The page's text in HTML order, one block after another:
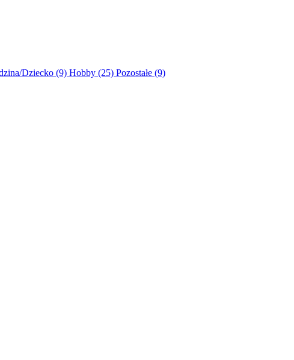
Dziecko (9) Hobby (25) Pozostałe (9)